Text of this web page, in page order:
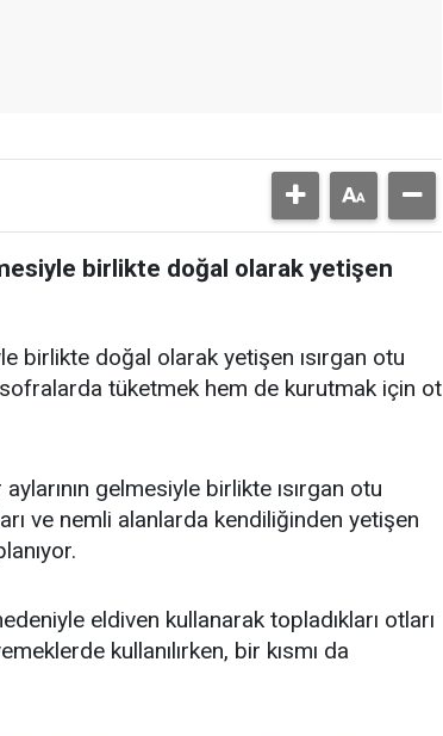
birlikte doğal olarak yetişen
birlikte doğal olarak yetişen ısırgan otu
tüketmek hem de kurutmak için ot
gelmesiyle birlikte ısırgan otu
ve nemli alanlarda kendiliğinden yetişen
eldiven kullanarak topladıkları otları
kullanılırken, bir kısmı da